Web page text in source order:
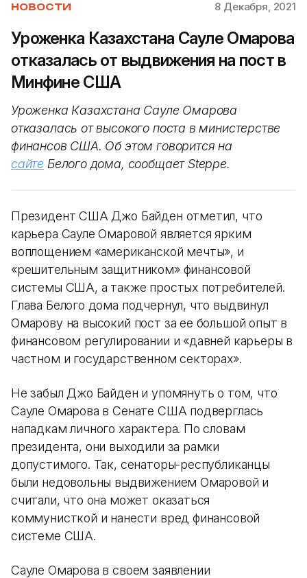
НОВОСТИ 8 Декабря, 2021
Уроженка Казахстана Сауле Омарова
отказалась от выдвижения на пост в
Минфине США
Уроженка Казахстана Сауле Омарова
отказалась от высокого поста в министерстве
финансов США. Об этом говорится на
сайте Белого дома, сообщает Steppe.
Президент США Джо Байден отметил, что
карьера Сауле Омаровой является ярким
воплощением «американской мечты», и
«решительным защитником» финансовой
системы США, а также простых потребителей.
Глава Белого дома подчернул, что выдвинул
Омарову на высокий пост за ее большой опыт в
финансовом регулировании и «давней карьеры в
частном и государственном секторах».
Не забыл Джо Байден и упомянуть о том, что
Сауле Омарова в Сенате США подверглась
нападкам личного характера. По словам
президента, они выходили за рамки
допустимого. Так, сенаторы-республиканцы
были недовольны выдвижением Омаровой и
считали, что она может оказаться
коммунисткой и нанести вред финансовой
системе США.
Сауле Омарова в своем заявлении